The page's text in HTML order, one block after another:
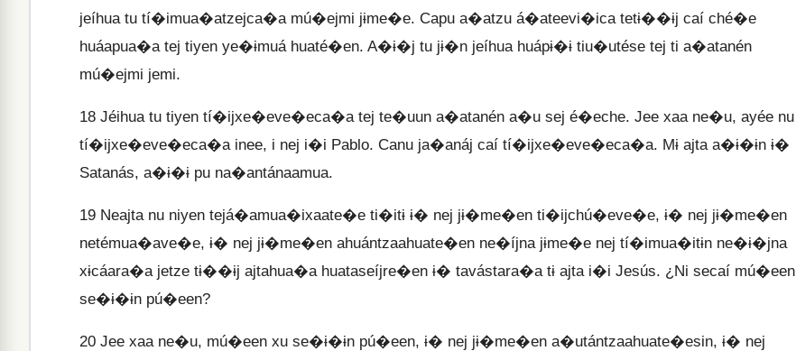
jeíhua tu tí�imua�atzejca�a mú�ejmi jɨme�e. Capu a�atzu á�ateevi�ica tetɨ��ɨj caí ché�e
huáapua�a tej tiyen ye�ɨmuá huaté�en. A�ɨ�j tu jɨ�n jeíhua huápɨ�ɨ tiu�utése tej ti a�atanén
mú�ejmi jemi.
18 Jéihua tu tiyen tí�ijxe�eve�eca�a tej te�uun a�atanén a�u sej é�eche. Jee xaa ne�u, ayée nu
tí�ijxe�eve�eca�a inee, i nej i�i Pablo. Canu ja�anáj caí tí�ijxe�eve�eca�a. Mɨ ajta a�ɨ�ɨn ɨ�
Satanás, a�ɨ�ɨ pu na�antánaamua.
19 Neajta nu niyen tejá�amua�ixaate�e ti�itɨ ɨ� nej jɨ�me�en ti�ijchú�eve�e, ɨ� nej jɨ�me�en
netémua�ave�e, ɨ� nej jɨ�me�en ahuántzaahuate�en ne�íjna jɨme�e nej tí�imua�itɨn ne�ɨ�jna
xɨcáara�a jetze tɨ��ɨj ajtahua�a huataseíjre�en ɨ� tavástara�a tɨ ajta i�i Jesús. ¿Ni secaí mú�een
se�ɨ�ɨn pú�een?
20 Jee xaa ne�u, mú�een xu se�ɨ�ɨn pú�een, ɨ� nej jɨ�me�en a�utántzaahuate�esin, ɨ� nej